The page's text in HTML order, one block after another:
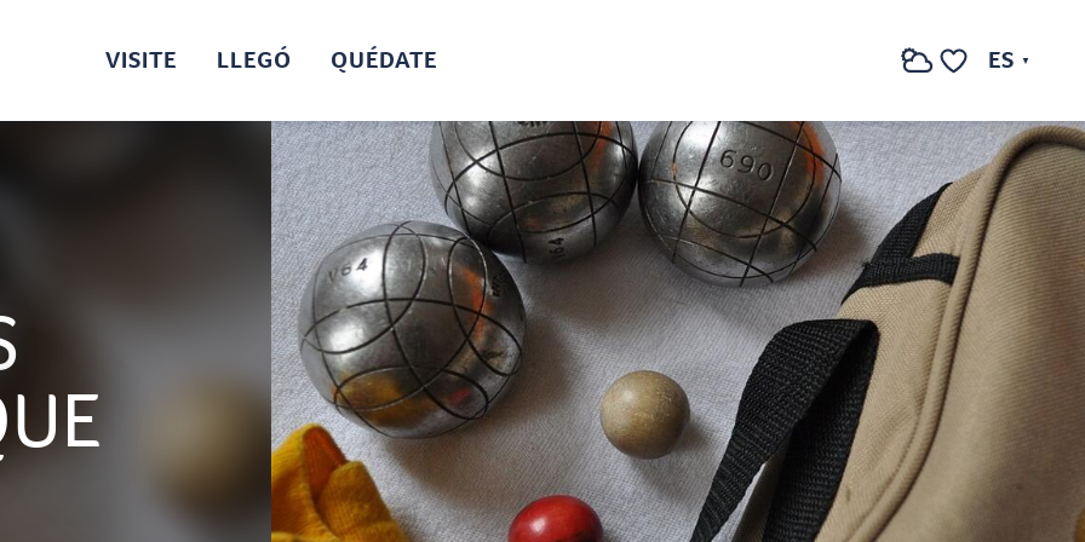
Buscar ES
VISITE LLEGÓ QUÉDATE